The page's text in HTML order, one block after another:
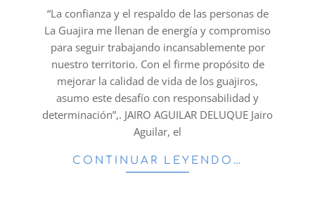
21
“La confianza y el respaldo de las personas de
La Guajira me llenan de energía y compromiso
para seguir trabajando incansablemente por
nuestro territorio. Con el firme propósito de
mejorar la calidad de vida de los guajiros,
asumo este desafío con responsabilidad y
determinación”,. JAIRO AGUILAR DELUQUE Jairo
Aguilar, el
CONTINUAR LEYENDO…